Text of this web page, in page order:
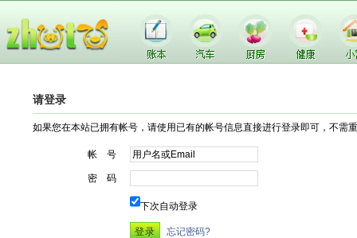
请登录
如果您在本站已拥有帐号，请使用已有的帐号信息直接进行登录即可，不需
帐 号
密 码
下次自动登录
忘记密码?